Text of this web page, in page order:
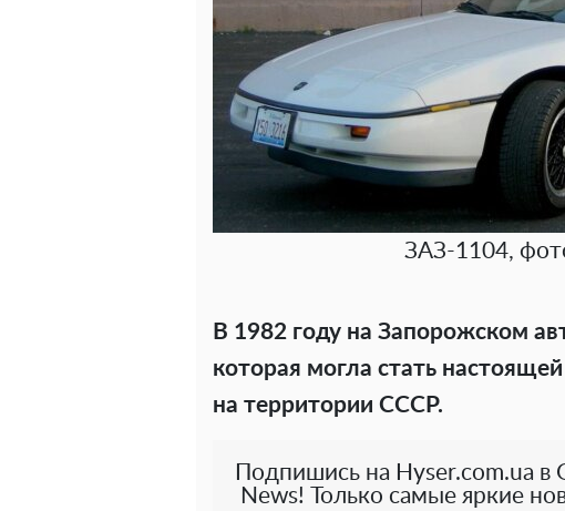
ЗАЗ-1104,
В 1982 году на Запорожском
которая могла стать
на территории СССР.
Подпишись на Hyser.com.ua в
News! Только самые яркие